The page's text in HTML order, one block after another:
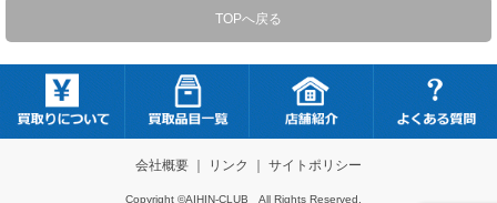
TOPへ戻る
会社概要｜ リンク サイトポリシー
Copyright ©AIHIN-CLUB All Rights Reserved.